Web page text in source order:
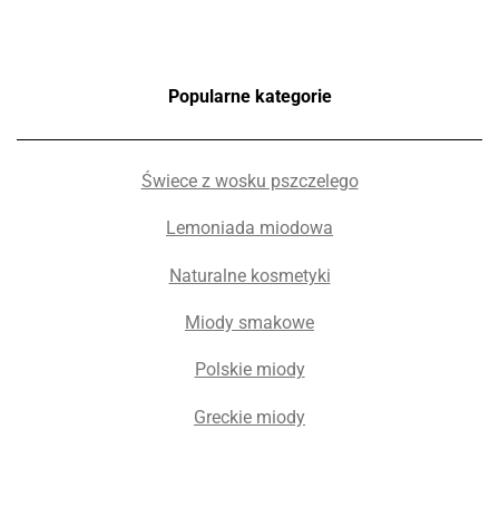
Popularne kategorie
Świece z wosku pszczelego
Lemoniada miodowa
Naturalne kosmetyki
Miody smakowe
Polskie miody
Greckie miody